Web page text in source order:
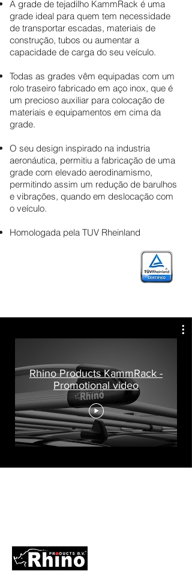
A grade de tejadilho KammRack é uma
grade ideal para quem tem necessidade
de transportar escadas, materiais de
construção, tubos ou aumentar a
capacidade de carga do seu veículo.
Todas as grades vêm equipadas com um
rolo traseiro fabricado em aço inox, que é
um precioso auxiliar para colocação de
materiais e equipamentos em cima da
grade.
O seu design inspirado na industria
aeronáutica, permitiu a fabricação de uma
grade com elevado aerodinamismo,
permitindo assim um redução de barulhos
e vibrações, quando em deslocação com
o veículo.
Homologada pela TUV Rheinland
Rhino Products KammRack -
Promotional video